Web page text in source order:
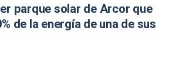
parque solar de Arcor que
de la energía de una de sus